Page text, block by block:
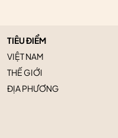
TIÊU ĐIỂM
VIỆT NAM
THẾ GIỚI
ĐỊA PHƯƠNG